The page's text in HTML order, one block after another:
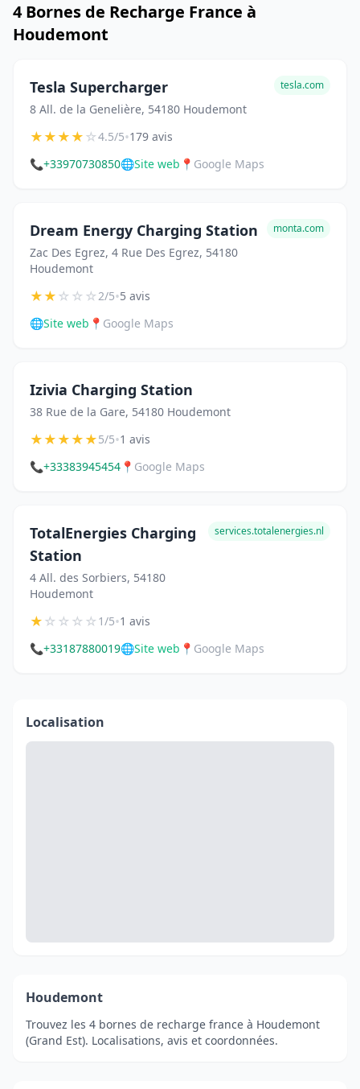
4 Bornes de Recharge France à
Houdemont
Tesla Supercharger
8 All. de la Genelière, 54180 Houdemont
tesla.com
★★★★☆4.5/5•179 avis
📞+33970730850🌐Site web 📍 Google Maps
Dream Energy Charging Station
Zac Des Egrez, 4 Rue Des Egrez, 54180
Houdemont
monta.com
★★☆☆☆2/5•5 avis
🌐Site web 📍 Google Maps
Izivia Charging Station
38 Rue de la Gare, 54180 Houdemont
★★★★★5/5•1 avis
📞+33383945454 📍 Google Maps
TotalEnergies Charging
Station
4 All. des Sorbiers, 54180
Houdemont
services.totalenergies.nl
★☆☆☆☆1/5•1 avis
📞+33187880019🌐Site web 📍 Google Maps
Localisation
Houdemont
Trouvez les 4 bornes de recharge france à Houdemont
(Grand Est). Localisations, avis et coordonnées.